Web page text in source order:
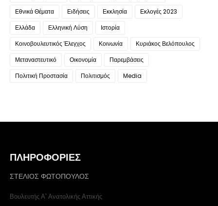
Εθνικά Θέματα
Ειδήσεις Εκκλησία
Εκλογές 2023
Ελλάδα
Ελληνική Λύση
Ιστορία
Κοινοβουλευτικός Έλεγχος
Κοινωνία
Κυριάκος Βελόπουλος
Μεταναστευτικό
Οικονομία
Παρεμβάσεις
Πολιτική Προστασία
Πολιτισμός Media
ΠΛΗΡΟΦΟΡΙΕΣ
ΣΤΕΛΙΟΣ ΦΩΤΟΠΟΥΛΟΣ
Βουλευτής Α' Ανατολικής Αττικής